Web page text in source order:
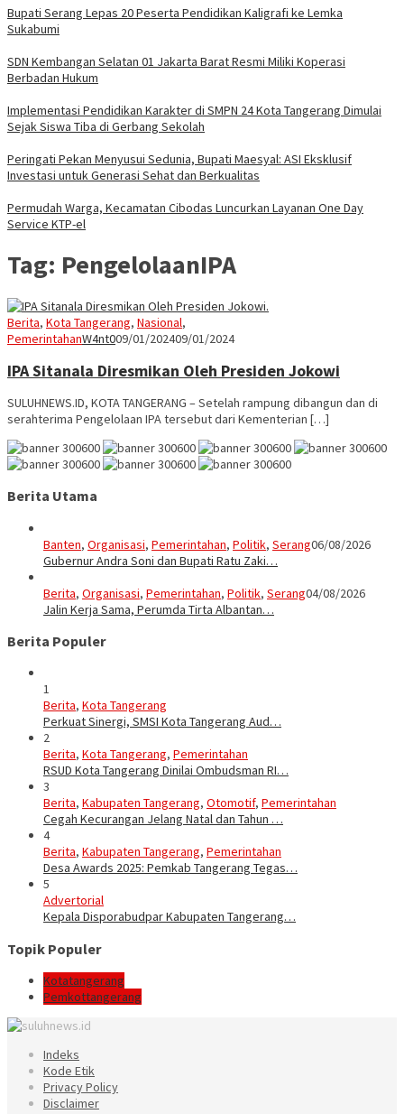
Bupati Serang Lepas 20 Peserta Pendidikan Kaligrafi ke Lemka
Sukabumi
SDN Kembangan Selatan 01 Jakarta Barat Resmi Miliki Koperasi
Berbadan Hukum
Implementasi Pendidikan Karakter di SMPN 24 Kota Tangerang Dimulai
Sejak Siswa Tiba di Gerbang Sekolah
Peringati Pekan Menyusui Sedunia, Bupati Maesyal: ASI Eksklusif
Investasi untuk Generasi Sehat dan Berkualitas
Permudah Warga, Kecamatan Cibodas Luncurkan Layanan One Day
Service KTP-el
Tag: PengelolaanIPA
Berita, Kota Tangerang, Nasional,
PemerintahanW4nt009/01/202409/01/2024
IPA Sitanala Diresmikan Oleh Presiden Jokowi
SULUHNEWS.ID, KOTA TANGERANG – Setelah rampung dibangun dan di
serahterima Pengelolaan IPA tersebut dari Kementerian […]
Berita Utama
Banten, Organisasi, Pemerintahan, Politik, Serang06/08/2026
Gubernur Andra Soni dan Bupati Ratu Zaki…
Berita, Organisasi, Pemerintahan, Politik, Serang04/08/2026
Jalin Kerja Sama, Perumda Tirta Albantan…
Berita Populer
1
Berita, Kota Tangerang
Perkuat Sinergi, SMSI Kota Tangerang Aud…
2
Berita, Kota Tangerang, Pemerintahan
RSUD Kota Tangerang Dinilai Ombudsman RI…
3
Berita, Kabupaten Tangerang, Otomotif, Pemerintahan
Cegah Kecurangan Jelang Natal dan Tahun …
4
Berita, Kabupaten Tangerang, Pemerintahan
Desa Awards 2025: Pemkab Tangerang Tegas…
5
Advertorial
Kepala Disporabudpar Kabupaten Tangerang…
Topik Populer
Kotatangerang
Pemkottangerang
Indeks
Kode Etik
Privacy Policy
Disclaimer